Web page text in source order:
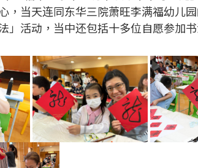
，当天连同东华三院萧旺李满福幼儿
」活动，当中还包括十多位自愿参加